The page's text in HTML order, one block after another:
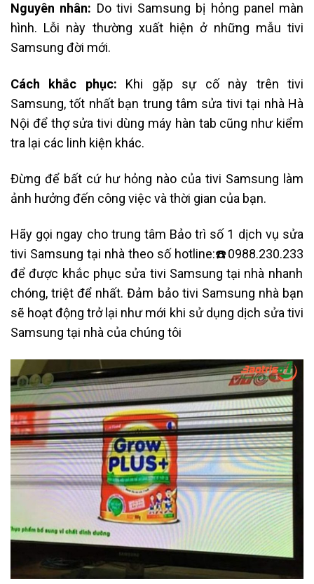
Nguyên nhân: Do tivi Samsung bị hỏng panel màn
hình. Lỗi này thường xuất hiện ở những mẫu tivi
Samsung đời mới.
Cách khắc phục: Khi gặp sự cố này trên tivi
Samsung, tốt nhất bạn trung tâm sửa tivi tại nhà Hà
Nội để thợ sửa tivi dùng máy hàn tab cũng như kiểm
tra lại các linh kiện khác.
Đừng để bất cứ hư hỏng nào của tivi Samsung làm
ảnh hưởng đến công việc và thời gian của bạn.
Hãy gọi ngay cho trung tâm Bảo trì số 1 dịch vụ sửa
tivi Samsung tại nhà theo số hotline:☎️0988.230.233
để được khắc phục sửa tivi Samsung tại nhà nhanh
chóng, triệt để nhất. Đảm bảo tivi Samsung nhà bạn
sẽ hoạt động trở lại như mới khi sử dụng dịch sửa tivi
Samsung tại nhà của chúng tôi